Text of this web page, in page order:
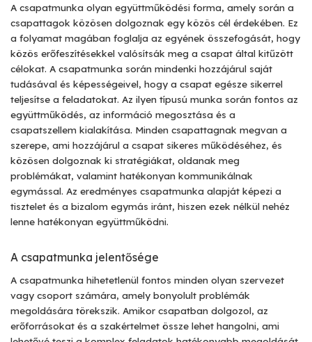
A csapatmunka olyan együttműködési forma, amely során a
csapattagok közösen dolgoznak egy közös cél érdekében. Ez
a folyamat magában foglalja az egyének összefogását, hogy
közös erőfeszítésekkel valósítsák meg a csapat által kitűzött
célokat. A csapatmunka során mindenki hozzájárul saját
tudásával és képességeivel, hogy a csapat egésze sikerrel
teljesítse a feladatokat. Az ilyen típusú munka során fontos az
együttműködés, az információ megosztása és a
csapatszellem kialakítása. Minden csapattagnak megvan a
szerepe, ami hozzájárul a csapat sikeres működéséhez, és
közösen dolgoznak ki stratégiákat, oldanak meg
problémákat, valamint hatékonyan kommunikálnak
egymással. Az eredményes csapatmunka alapját képezi a
tisztelet és a bizalom egymás iránt, hiszen ezek nélkül nehéz
lenne hatékonyan együttműködni.
A csapatmunka jelentősége
A csapatmunka hihetetlenül fontos minden olyan szervezet
vagy csoport számára, amely bonyolult problémák
megoldására törekszik. Amikor csapatban dolgozol, az
erőforrásokat és a szakértelmet össze lehet hangolni, ami